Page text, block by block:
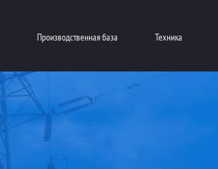
Производственная база Техника